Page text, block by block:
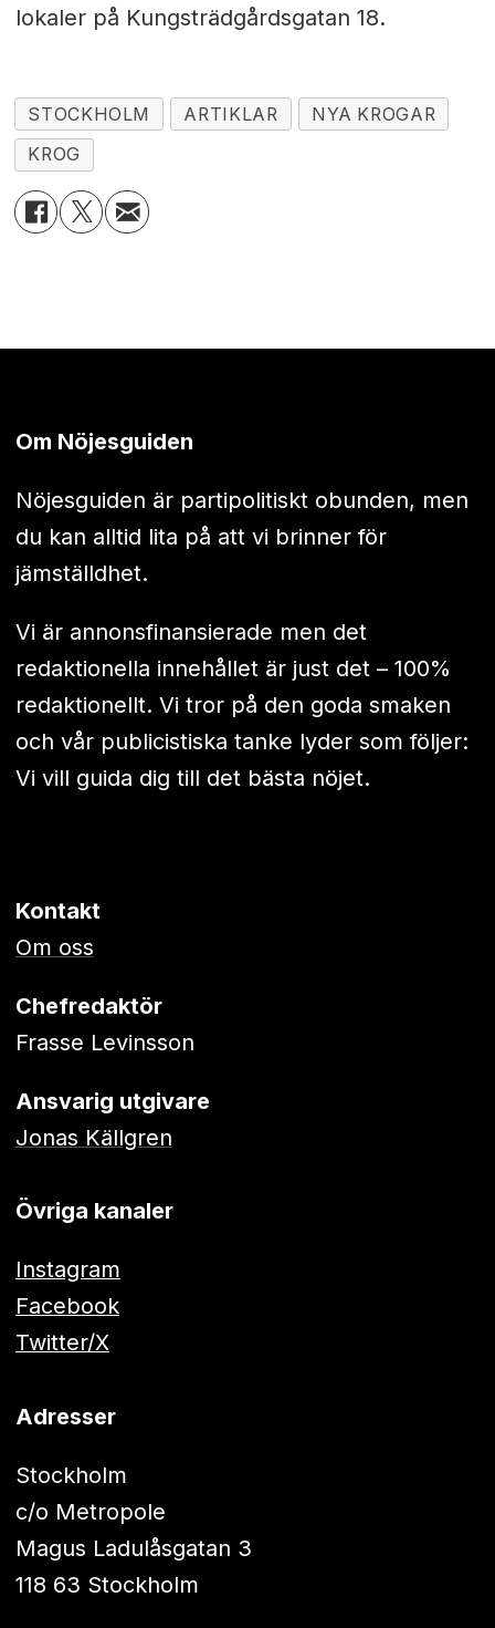
lokaler på Kungsträdgårdsgatan 18.
STOCKHOLM ARTIKLAR
NYA KROGAR
KROG
Om Nöjesguiden
Nöjesguiden är partipolitiskt obunden, men
du kan alltid lita på att vi brinner för
jämställdhet.
Vi är annonsfinansierade men det
redaktionella innehållet är just det – 100%
redaktionellt. Vi tror på den goda smaken
och vår publicistiska tanke lyder som följer:
Vi vill guida dig till det bästa nöjet.
Kontakt
Om oss
Chefredaktör
Frasse Levinsson
Ansvarig utgivare
Jonas Källgren
Övriga kanaler
Instagram
Facebook
Twitter/X
Adresser
Stockholm
c/o Metropole
Magus Ladulåsgatan 3
118 63 Stockholm